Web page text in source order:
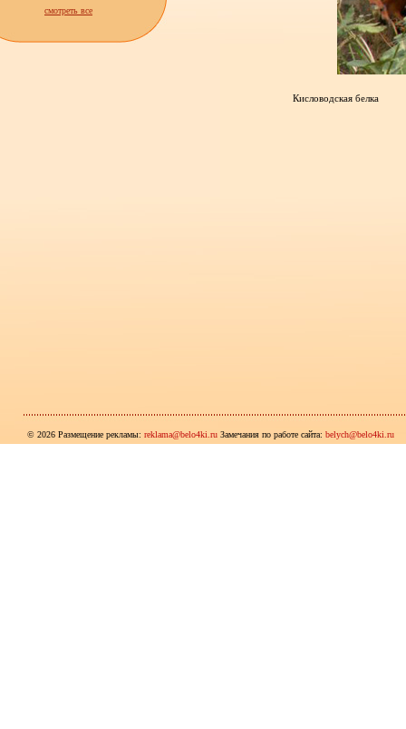
смотреть все
Кисловодская белка
© 2026 Размещение рекламы: reklama@belo4ki.ru Замечания по работе сайта: belych@belo4ki.ru